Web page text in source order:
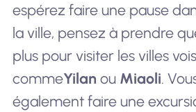
espérez faire une pause
la ville, pensez à prendre
plus pour visiter les villes
commeYilan ou Miaoli.
également faire une